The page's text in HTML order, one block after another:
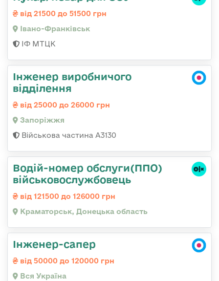
від 21500 до 51500 грн
Івано-Франківськ
ІФ МТЦК
Інженер виробничого
відділення
від 25000 до 26000 грн
Запоріжжя
Військова частина А3130
Водій-номер обслуги(ППО)
військовослужбовець
від 121500 до 126000 грн
Краматорськ, Донецька область
Інженер-сапер
від 50000 до 120000 грн
Вся Україна